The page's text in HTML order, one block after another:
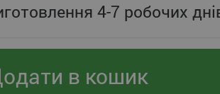
4-7 робочих
в кошик